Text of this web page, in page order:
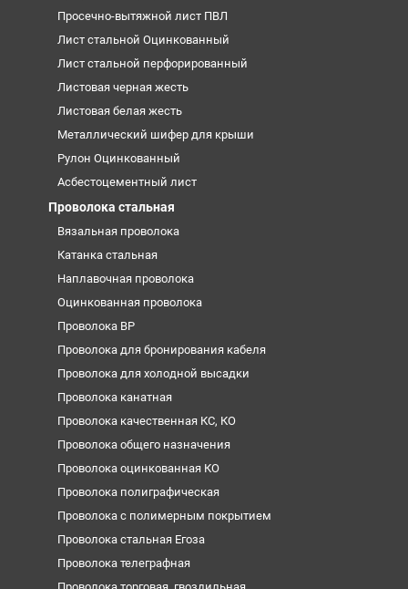
Просечно-вытяжной лист ПВЛ
Лист стальной Оцинкованный
Лист стальной перфорированный
Листовая черная жесть
Листовая белая жесть
Металлический шифер для крыши
Рулон Оцинкованный
Асбестоцементный лист
Проволока стальная
Вязальная проволока
Катанка стальная
Наплавочная проволока
Оцинкованная проволока
Проволока ВР
Проволока для бронирования кабеля
Проволока для холодной высадки
Проволока канатная
Проволока качественная КС, КО
Проволока общего назначения
Проволока оцинкованная КО
Проволока полиграфическая
Проволока с полимерным покрытием
Проволока стальная Егоза
Проволока телеграфная